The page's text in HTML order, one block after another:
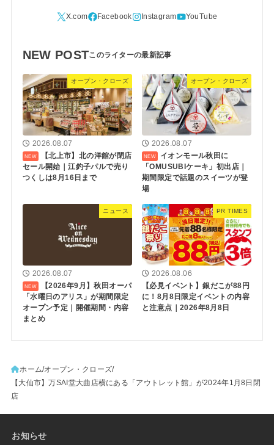
NEW POST
オープン・クローズ
2026.08.07
【北上市】北の洋館が閉店
セール開始｜江釣子パルで売り
つくしは8月16日まで
オープン・クローズ
2026.08.07
イオンモール秋田に
「OMUSUBIケーキ」初出店｜
期間限定で話題のスイーツが登
場
ニュース
2026.08.07
【2026年9月】秋田オーパ
「水曜日のアリス」が期間限定
オープン予定｜開催期間・内容
まとめ
PR TIMES
2026.08.06
【必見イベント】銀だこが88円
に！8月8日限定イベントの内容
と注意点｜2026年8月8日
ホーム オープン・クローズ
【大仙市】万SAI堂大曲店横にある「アウトレット館」が2024年1月8日閉
店
お知らせ